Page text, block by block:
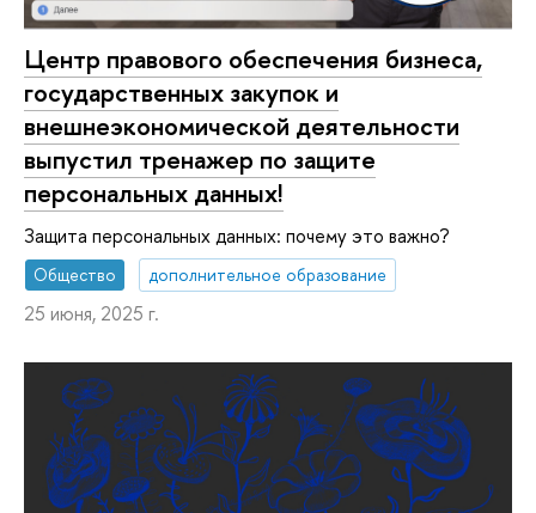
Центр правового обеспечения бизнеса,
государственных закупок и
внешнеэкономической деятельности
выпустил тренажер по защите
персональных данных!
Защита персональных данных: почему это важно?
Общество дополнительное образование
25 июня, 2025 г.